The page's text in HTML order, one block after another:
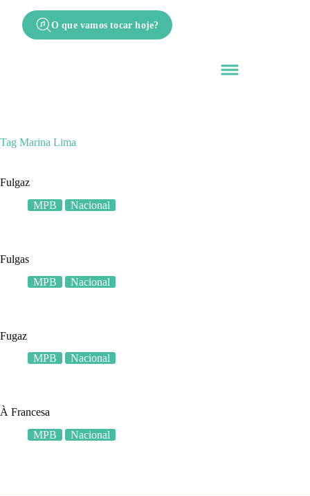
O que vamos tocar hoje?
Tag Marina Lima
Fulgaz
MPB
Nacional
Fulgas
MPB
Nacional
Fugaz
MPB
Nacional
À Francesa
MPB
Nacional